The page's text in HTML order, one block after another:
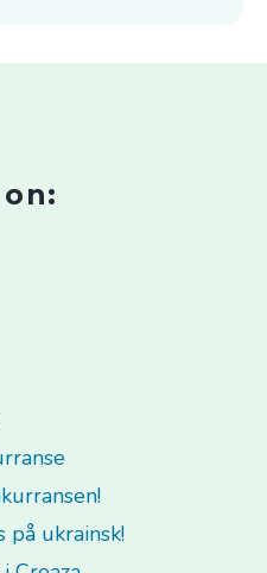
på ukrainsk!